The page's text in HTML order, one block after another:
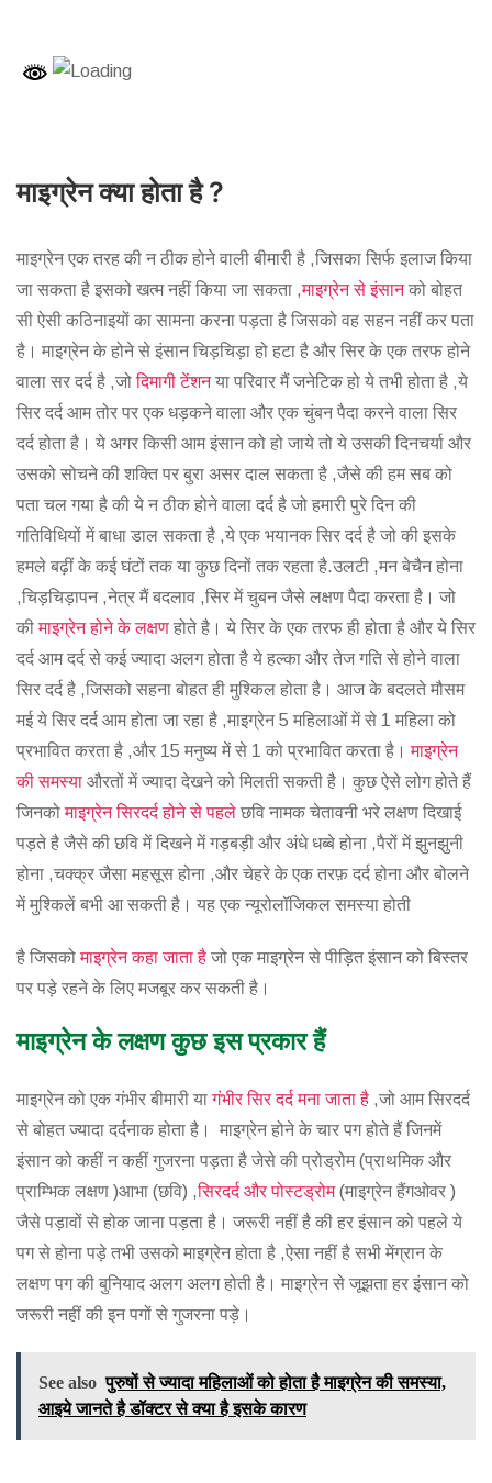
माइग्रेन क्या होता है ?
माइग्रेन एक तरह की न ठीक होने वाली बीमारी है ,जिसका सिर्फ इलाज किया
जा सकता है इसको खत्म नहीं किया जा सकता ,माइग्रेन से इंसानको बोहत
सी ऐसी कठिनाइयों का सामना करना पड़ता है जिसको वह सहन नहीं कर पता
है। माइग्रेन के होने से इंसान चिड़चिड़ा हो हटा है और सिर के एक तरफ होने
वाला सर दर्द है ,जोदिमागी टेंशनया परिवार मैं जनेटिक हो ये तभी होता है ,ये
सिर दर्द आम तोर पर एक धड़कने वाला और एक चुंबन पैदा करने वाला सिर
दर्द होता है। ये अगर किसी आम इंसान को हो जाये तो ये उसकी दिनचर्या और
उसको सोचने की शक्ति पर बुरा असर दाल सकता है ,जैसे की हम सब को
पता चल गया है की ये न ठीक होने वाला दर्द है जो हमारी पुरे दिन की
गतिविधियों में बाधा डाल सकता है ,ये एक भयानक सिर दर्द है जो की इसके
हमले बढ़ीं के कई घंटों तक या कुछ दिनों तक रहता है.उलटी ,मन बेचैन होना
,चिड़चिड़ापन ,नेत्र मैं बदलाव ,सिर में चुबन जैसे लक्षण पैदा करता है। जो
कीमाइग्रेन होने के लक्षण होते है। ये सिर के एक तरफ ही होता है और ये सिर
दर्द आम दर्द से कई ज्यादा अलग होता है ये हल्का और तेज गति से होने वाला
सिर दर्द है ,जिसको सहना बोहत ही मुश्किल होता है। आज के बदलते मौसम
मई ये सिर दर्द आम होता जा रहा है ,माइग्रेन 5 महिलाओं में से 1 महिला को
प्रभावित करता है ,और 15 मनुष्य में से 1 को प्रभावित करता है।माइग्रेन
की समस्या औरतों में ज्यादा देखने को मिलती सकती है। कुछ ऐसे लोग होते हैं
जिनकोमाइग्रेन सिरदर्द होने से पहले छवि नामक चेतावनी भरे लक्षण दिखाई
पड़ते है जैसे की छवि में दिखने में गड़बड़ी और अंधे धब्बे होना ,पैरों में झुनझुनी
होना ,चक्क्र जैसा महसूस होना ,और चेहरे के एक तरफ़ दर्द होना और बोलने
में मुश्किलें बभी आ सकती है। यह एक न्यूरोलॉजिकल समस्या होती
है जिसकोमाइग्रेन कहा जाता है जो एक माइग्रेन से पीड़ित इंसान को बिस्तर
पर पड़े रहने के लिए मजबूर कर सकती है।
माइग्रेन के लक्षण कुछ इस प्रकार हैं
माइग्रेन को एक गंभीर बीमारी यागंभीर सिर दर्द मना जाता है ,जो आम सिरदर्द
से बोहत ज्यादा दर्दनाक होता है। माइग्रेन होने के चार पग होते हैं जिनमें
इंसान को कहीं न कहीं गुजरना पड़ता है जेसे की प्रोड्रोम (प्राथमिक और
प्राम्भिक लक्षण )आभा (छवि) ,सिरदर्द और पोस्टड्रोम(माइग्रेन हैंगओवर )
जैसे पड़ावों से होक जाना पड़ता है। जरूरी नहीं है की हर इंसान को पहले ये
पग से होना पड़े तभी उसको माइग्रेन होता है ,ऐसा नहीं है सभी मेंग्रान के
लक्षण पग की बुनियाद अलग अलग होती है। माइग्रेन से जूझता हर इंसान को
जरूरी नहीं की इन पगों से गुजरना पड़े।
See also पुरुषों से ज्यादा महिलाओं को होता है माइग्रेन की समस्या,
आइये जानते है डॉक्टर से क्या है इसके कारण